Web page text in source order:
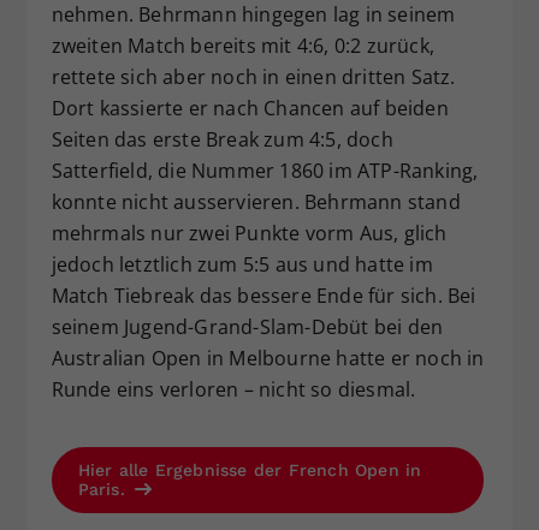
nehmen. Behrmann hingegen lag in seinem
zweiten Match bereits mit 4:6, 0:2 zurück,
rettete sich aber noch in einen dritten Satz.
Dort kassierte er nach Chancen auf beiden
Seiten das erste Break zum 4:5, doch
Satterfield, die Nummer 1860 im ATP-Ranking,
konnte nicht ausservieren. Behrmann stand
mehrmals nur zwei Punkte vorm Aus, glich
jedoch letztlich zum 5:5 aus und hatte im
Match Tiebreak das bessere Ende für sich. Bei
seinem Jugend-Grand-Slam-Debüt bei den
Australian Open in Melbourne hatte er noch in
Runde eins verloren – nicht so diesmal.
Hier alle Ergebnisse der French Open in
Paris.